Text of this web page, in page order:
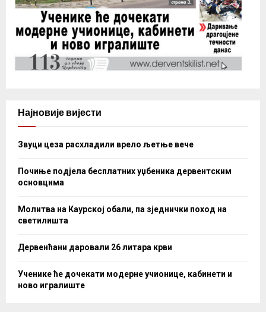
Најновије вијести
Звуци цеза расхладили врело љетње вече
Почиње подјела бесплатних уџбеника дервентским
основцима
Молитва на Каурској обали, па зједнички поход на
светилишта
Дервенћани даровали 26 литара крви
Ученике ће дочекати модерне учионице, кабинети и
ново игралиште